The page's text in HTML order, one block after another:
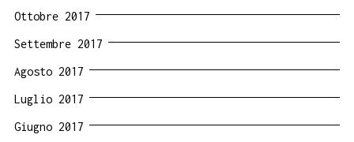
Ottobre 2017
Settembre 2017
Agosto 2017
Luglio 2017
Giugno 2017